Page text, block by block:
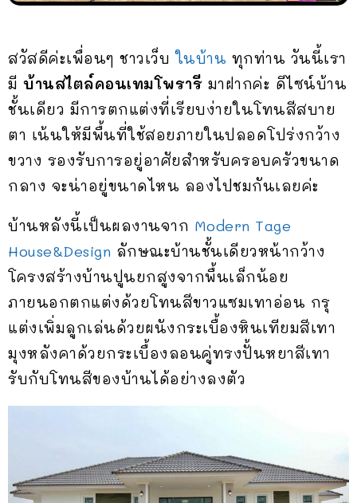
สวัสดีค่ะเพื่อนๆ ชาวเว็บในบ้าน ทุกท่าน วันนี้เรา
มี บ้านสไตล์คอนเทมโพรารี มาฝากค่ะ ดีไซน์บ้าน
ชั้นเดียว มีการตกแต่งที่เรียบง่ายในโทนสีสบาย
ตา เน้นให้มีพื้นที่ใช้สอยภายในปลอดโปร่งกว้าง
ขวาง รองรับการอยู่อาศัยสำหรับครอบครัวขนาด
กลาง จะน่าอยู่ขนาดไหน ลองไปชมกันเลยค่ะ
บ้านหลังนี้เป็นผลงานจาก Modern Tage
House&Design ลักษณะบ้านชั้นเดียวหน้ากว้าง
โครงสร้างบ้านปูนยกสูงจากพื้นเล็กน้อย
ภายนอกตกแต่งด้วยโทนสีขาวแซมเทาอ่อน กรุ
แต่งเพิ่มลูกเล่นด้วยผนังกระเบื้องหินเทียมสีเทา
มุงหลังคาด้วยกระเบื้องลอนคู่ทรงปั้นหยาสีเทา
รับกับโทนสีของบ้านได้อย่างลงตัว